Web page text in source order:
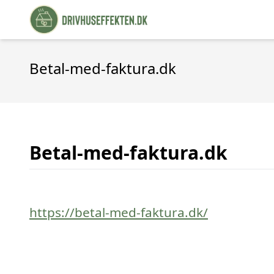
Betal-med-faktura.dk
Betal-med-faktura.dk
https://betal-med-faktura.dk/